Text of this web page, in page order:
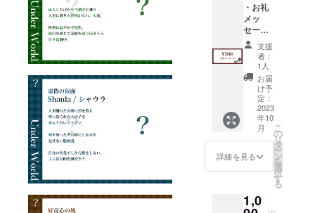
・お礼
メッ
セー
ジ：
データ
【デー
タ品は
全て
Twitter
のDMで
送らせ
て頂き
ま
す。】
・お礼
てお名
前を読
支援
者：
1人
お届
け予
定：
2023
年10
月
詳細を見る
こ
の
リ
タ
ー
ン
を
選
択
す
る
1,0